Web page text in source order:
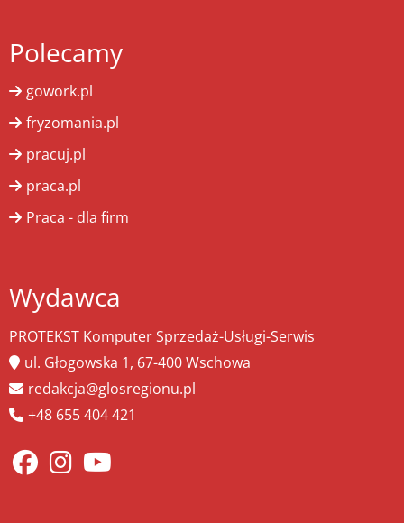
Polecamy
gowork.pl
fryzomania.pl
pracuj.pl
praca.pl
Praca - dla firm
Wydawca
PROTEKST Komputer Sprzedaż-Usługi-Serwis
ul. Głogowska 1, 67-400 Wschowa
redakcja@glosregionu.pl
+48 655 404 421